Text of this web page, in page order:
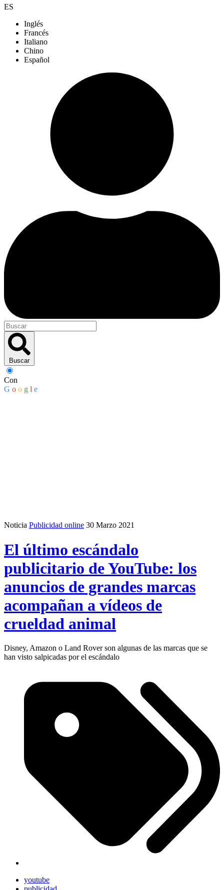
ES
Inglés
Francés
Italiano
Chino
Español
Buscar
Con
G o o g l e
Noticia Publicidad online 30 Marzo 2021
El último escándalo
publicitario de YouTube: los
anuncios de grandes marcas
acompañan a vídeos de
crueldad animal
Disney, Amazon o Land Rover son algunas de las marcas que se
han visto salpicadas por el escándalo
youtube